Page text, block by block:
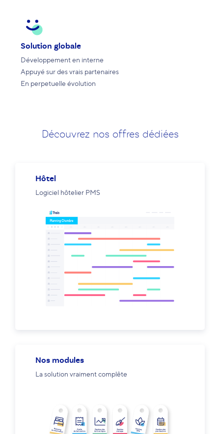
Solution globale
Développement en interne
Appuyé sur des vrais partenaires
En perpetuelle évolution
Découvrez nos offres dédiées
Hôtel
Logiciel hôtelier PMS
Nos modules
La solution vraiment complête